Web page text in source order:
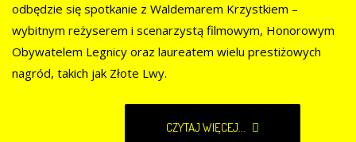
odbędzie się spotkanie z Waldemarem Krzystkiem –
wybitnym reżyserem i scenarzystą filmowym, Honorowym
Obywatelem Legnicy oraz laureatem wielu prestiżowych
nagród, takich jak Złote Lwy.
CZYTAJ WIĘCEJ...